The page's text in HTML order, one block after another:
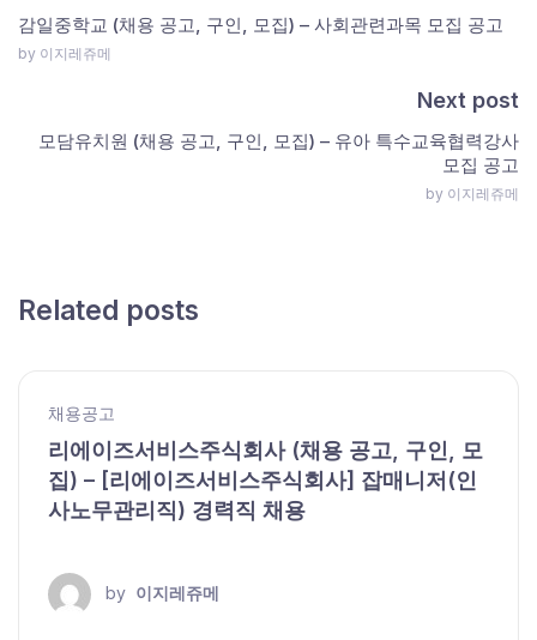
감일중학교 (채용 공고, 구인, 모집) – 사회관련과목 모집 공고
by 이지레쥬메
Next post
모담유치원 (채용 공고, 구인, 모집) – 유아 특수교육협력강사
모집 공고
by 이지레쥬메
Related posts
채용공고
리에이즈서비스주식회사 (채용 공고, 구인, 모
집) – [리에이즈서비스주식회사] 잡매니저(인
사노무관리직) 경력직 채용
by 이지레쥬메